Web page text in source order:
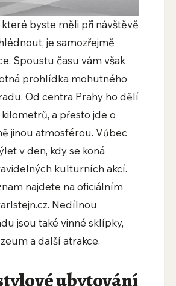
které byste měli při návštěvě
je samozřejmě
Spoustu času vám však
prohlídka mohutného
Od centra Prahy ho dělí
a přesto jde o
jinou atmosférou. Vůbec
v den, kdy se koná
kulturních akcí.
najdete na oficiálním
Nedílnou
jsou také vinné sklípky,
a další atrakce.
ubytování